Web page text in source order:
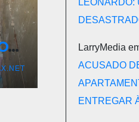
LarryMedia
ACUSADO
ENTREGAR